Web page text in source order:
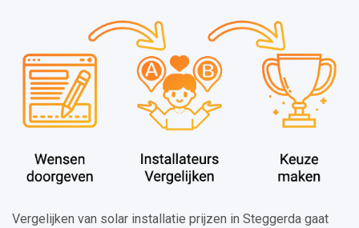
Vergelijken van solar installatie prijzen in Steggerda gaat